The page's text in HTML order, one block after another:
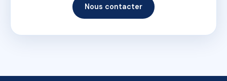
Nous contacter